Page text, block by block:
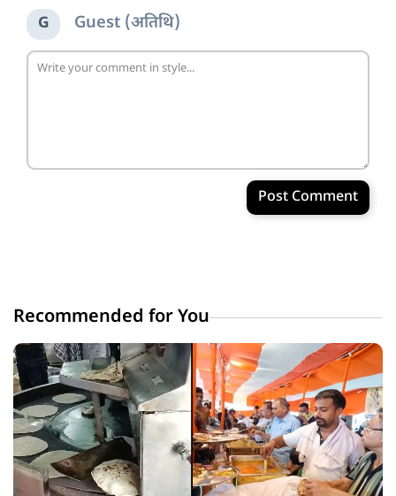
G Guest (अतिथि)
Post Comment
Recommended for You